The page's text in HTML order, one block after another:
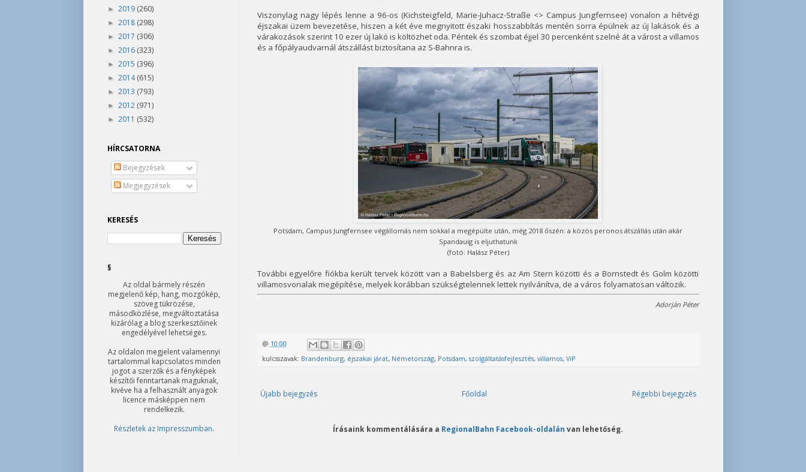
Viszonylag nagy lépés lenne a 96-os (Kichsteigfeld, Marie-Juhacz-Straße <> Campus Jungfernsee) vonalon a hétvégi
éjszakai üzem bevezetése, hiszen a két éve megnyitott északi hosszabbítás mentén sorra épülnek az új lakások és a
várakozások szerint 10 ezer új lakó is költözhet oda. Péntek és szombat éjjel 30 percenként szelné át a várost a villamos
és a főpályaudvarnál átszállást biztosítana az S-Bahnra is.
Potsdam, Campus Jungfernsee végállomás nem sokkal a megépülte után, még 2018 őszén: a közös peronos átszállás után akár
Spandauig is eljuthatunk
(fotó: Halász Péter)
További egyelőre fiókba került tervek között van a Babelsberg és az Am Stern közötti és a Bornstedt és Golm közötti
villamosvonalak megépítése, melyek korábban szükségtelennek lettek nyilvánítva, de a város folyamatosan változik.
Adorján Péter
@ 10:00
kulcsszavak: Brandenburg, éjszakai járat, Németország, Potsdam, szolgáltatásfejlesztés, villamos, ViP
Újabb bejegyzés Régebbi bejegyzés
Főoldal
Írásaink kommentálására a RegionalBahn Facebook-oldalán van lehetőség.
► 2019 (260)
► 2018 (298)
► 2017 (306)
► 2016 (323)
► 2015 (396)
► 2014(615)
► 2013 (793)
► 2012 (971)
► 2011 (532)
HÍRCSATORNA
Bejegyzések
Megjegyzések
KERESÉS
§
Az oldal bármely részén
megjelenő kép, hang, mozgókép,
szöveg tükrözése,
másodközlése, megváltoztatása
kizárólag a blog szerkesztőinek
engedélyével lehetséges.
Az oldalon megjelent valamennyi
tartalommal kapcsolatos minden
jogot a szerzők és a fényképek
készítői fenntartanak maguknak,
kivéve ha a felhasznált anyagok
licence másképpen nem
rendelkezik.
Részletek az Impresszumban.